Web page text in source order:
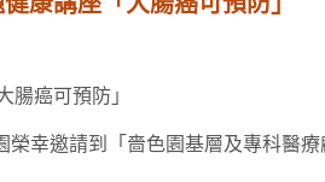
癌可預防」
幸邀請到「嗇色園基層及專科醫